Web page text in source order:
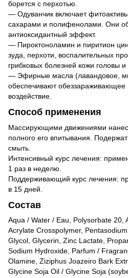
борется с перхотью.
— Одуванчик включает
сахарами и полифенолами. Они
антиоксидантный эффект.
— Пироктоноламин и пиритион
зуда, перхоти, воспалительных
грибковых болезней кожи головы
— Эфирные масла (лавандовое,
обеспечивают обеззараживающее
воздействие.
Способ применения
Массирующими движениями
полного его впитывания.
смыть.
Интенсивный курс лечения:
1 раз в неделю.
Поддерживающий курс лечения:
в 15 дней.
Состав
Aqua / Water / Eau, Polysorbate 20,
Acrylate Crosspolymer,
Glycol, Glycerin, Zinc Lactate,
Sodium Hydroxide, Parfum /
Olamine, Ziziphus Joazeiro Bark
Glycine Soja Oil / Glycine Soja